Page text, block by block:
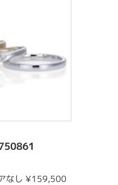
なし ¥159,500